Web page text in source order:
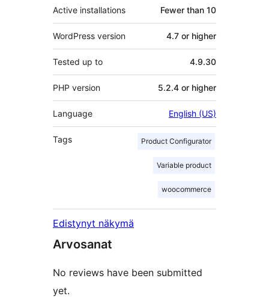
Active installations Fewer than 10
WordPress version 4.7 or higher
Tested up to 4.9.30
PHP version 5.2.4 or higher
Language English (US)
Tags Product Configurator
Variable product
woocommerce
Edistynyt näkymä
Arvosanat
No reviews have been submitted
yet.